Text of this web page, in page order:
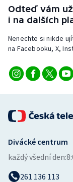
Triatlon
Vodní slalom
Volejbal
Odteď vám
i na dalších
Nenechte si nikde
na Facebooku, X,
Divácké centrum
každý všední den:
261 136 113